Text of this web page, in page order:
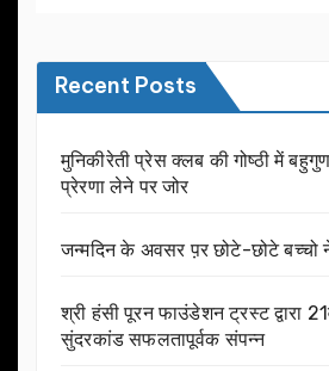
Recent Posts
मुनिकीरेती प्रेस क्लब की गोष्ठी में
प्रेरणा लेने पर जोर
जन्मदिन के अवसर प़र छोटे-छोटे बच्चो
श्री हंसी पूरन फाउंडेशन ट्रस्ट द्वारा
सुंदरकांड सफलतापूर्वक संपन्न